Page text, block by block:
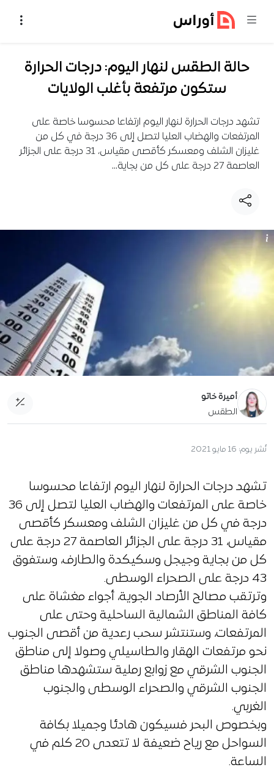
حالة الطقس لنهار اليوم: درجات الحرارة
ستكون مرتفعة بأغلب الولايات
تشهد درجات الحرارة لنهار اليوم ارتفاعا محسوسا خاصة على
المرتفعات والهضاب العليا لتصل إلى 36 درجة في كل من
غليزان الشلف ومعسكر كأقصى مقياس، 31 درجة على الجزائر
العاصمة 27 درجة على كل من بجاية…
أميرة خاتو
الطقس
نُشر يوم: 16 مايو 2021
تشهد درجات الحرارة لنهار اليوم ارتفاعا محسوسا
خاصة على المرتفعات والهضاب العليا لتصل إلى 36
درجة في كل من غليزان الشلف ومعسكر كأقصى
مقياس، 31 درجة على الجزائر العاصمة 27 درجة على
كل من بجاية وجيجل وسكيكدة والطارف، وستفوق
43 درجة على الصحراء الوسطى.
وترتقب مصالح الأرصاد الجوية، أجواء مغشاة على
كافة المناطق الشمالية الساحلية وحتى على
المرتفعات، وستنتشر سحب رعدية من أقصى الجنوب
نحو مرتفعات الهقار والطاسيلي وصولا إلى مناطق
الجنوب الشرقي مع زوابع رملية ستشهدها مناطق
الجنوب الشرقي والصحراء الوسطى والجنوب
الغربي.
وبخصوص البحر فسيكون هادئا وجميلا بكافة
السواحل مع رياح ضعيفة لا تتعدى 20 كلم في
الساعة.